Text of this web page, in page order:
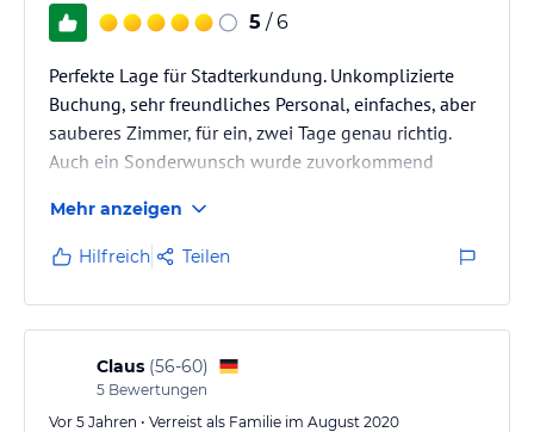
5 / 6
Perfekte Lage für Stadterkundung. Unkomplizierte
Buchung, sehr freundliches Personal, einfaches, aber
sauberes Zimmer, für ein, zwei Tage genau richtig.
Auch ein Sonderwunsch wurde zuvorkommend
Mehr anzeigen
Hilfreich Teilen
Claus (56-60)
5 Bewertungen
Vor 5 Jahren • Verreist als Familie im August 2020